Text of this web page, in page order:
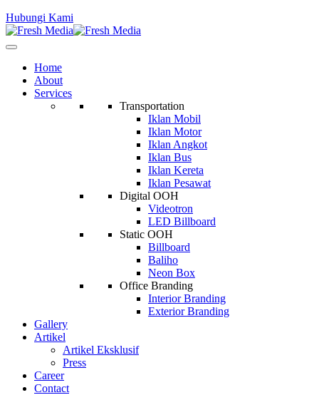
Hubungi Kami
Home
About
Services
Transportation
Iklan Mobil
Iklan Motor
Iklan Angkot
Iklan Bus
Iklan Kereta
Iklan Pesawat
Digital OOH
Videotron
LED Billboard
Static OOH
Billboard
Baliho
Neon Box
Office Branding
Interior Branding
Exterior Branding
Gallery
Artikel
Artikel Eksklusif
Press
Career
Contact